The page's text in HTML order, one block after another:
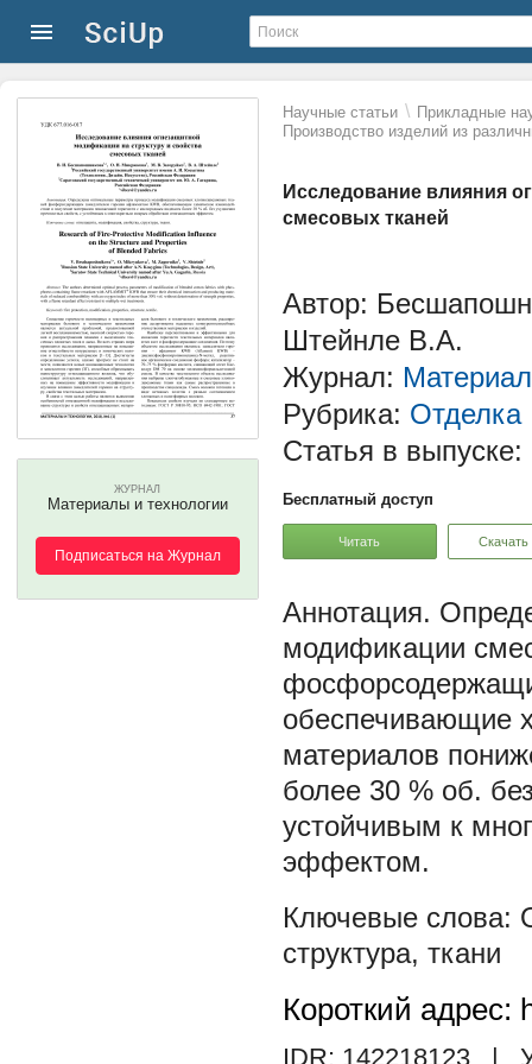
Научные статьи \ Прикладные
Производство изделий из
Исследование влияния
смесовых тканей
ЖУРНАЛ
Материалы и технологии
Подписаться на Журнал
Автор:
Штейнле В.А.
Журнал:
Рубрика: Отделка
Статья в выпуске:
Бесплатный доступ
Читать Скачать
модификации
обеспечивающие
материалов
более 30 % об.
устойчивым к
эффектом.
структура, ткани
Короткий адрес:
IDR: 142218123
|